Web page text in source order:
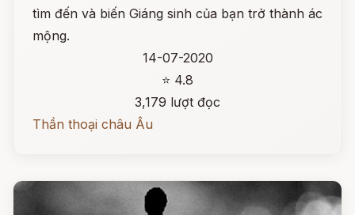
tìm đến và biến Giáng sinh của bạn trở thành ác
mộng.
14-07-2020
⭐ 4.8
3,179 lượt đọc
Thần thoại châu Âu